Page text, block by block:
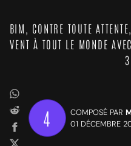
BIM, CONTRE TOUTE
VENT À TOUT LE MONDE
4 COMPOSÉ PAR
01 DÉCEMBRE